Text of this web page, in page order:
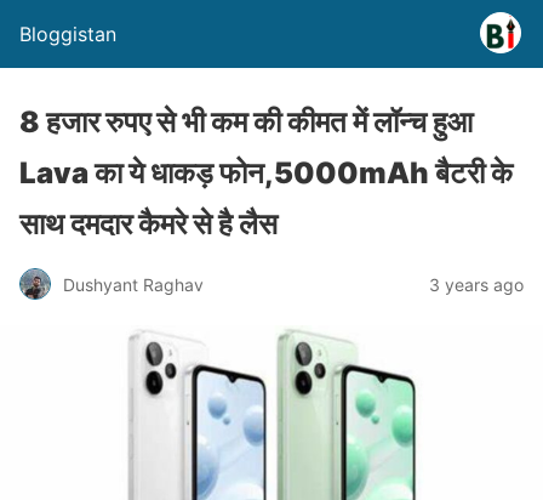
Bloggistan
8 हजार रुपए से भी कम की कीमत में लॉन्च हुआ
Lava का ये धाकड़ फोन,5000mAh बैटरी के
साथ दमदार कैमरे से है लैस
Dushyant Raghav 3 years ago